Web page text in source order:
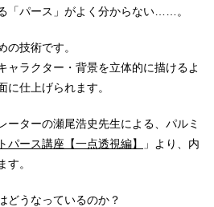
「パース」がよく分からない……。
の技術です。
ャラクター・背景を立体的に描けるよ
に仕上げられます。
ーターの瀬尾浩史先生による、パルミ
パース講座【一点透視編】
」より、内
す。
うなっているのか？